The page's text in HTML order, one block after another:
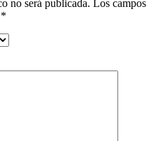
no será publicada. Los campos
*